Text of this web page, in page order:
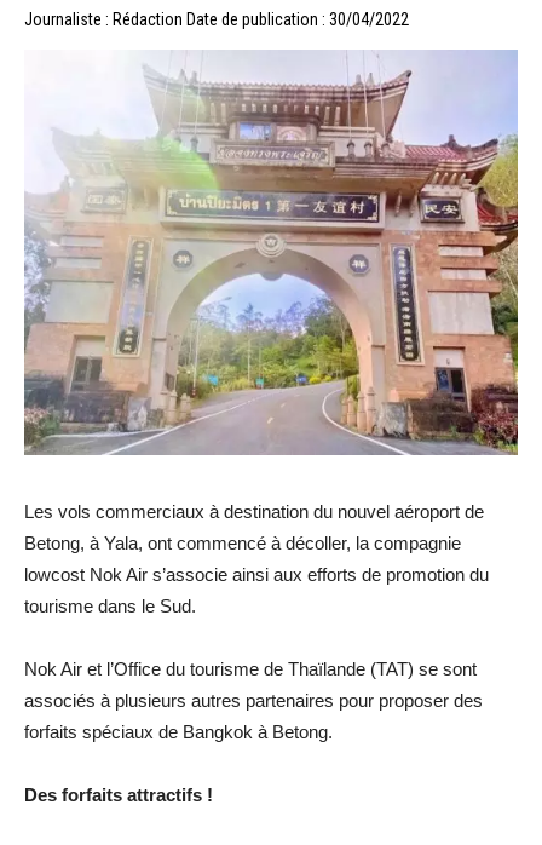
Journaliste : Rédaction Date de publication : 30/04/2022
Les vols commerciaux à destination du nouvel aéroport de
Betong, à Yala, ont commencé à décoller, la compagnie
lowcost Nok Air s’associe ainsi aux efforts de promotion du
tourisme dans le Sud.
Nok Air et l’Office du tourisme de Thaïlande (TAT) se sont
associés à plusieurs autres partenaires pour proposer des
forfaits spéciaux de Bangkok à Betong.
Des forfaits attractifs !